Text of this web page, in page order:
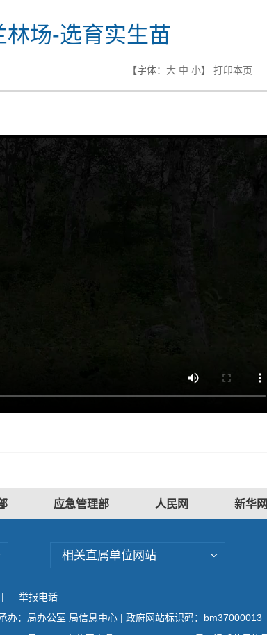
林场-选育实生苗
【字体： 大 中 小】 打印本页
应急管理部 人民网 新华网
相关直属单位网站
|
举报电话
办：局办公室 局信息中心 | 政府网站标识码：bm37000013